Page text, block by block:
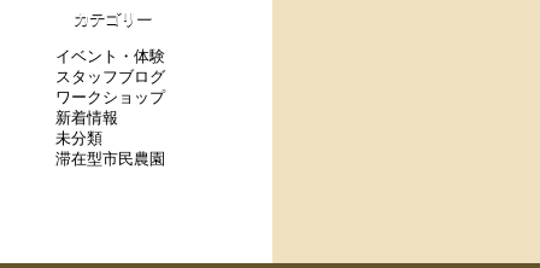
カテゴリー
イベント・体験
スタッフブログ
ワークショップ
新着情報
未分類
滞在型市民農園